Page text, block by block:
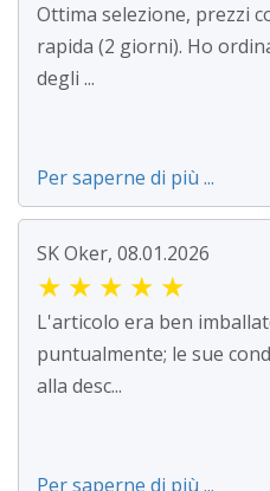
Ottima selezione, prezzi
rapida (2 giorni). Ho
degli ...
Per saperne di più ...
SK Oker, 08.01.2026
★ ★ ★ ★ ★
L'articolo era ben
puntualmente; le sue
alla desc...
Per saperne di più ...